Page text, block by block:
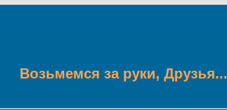
Возьмемся за руки, Друзья...